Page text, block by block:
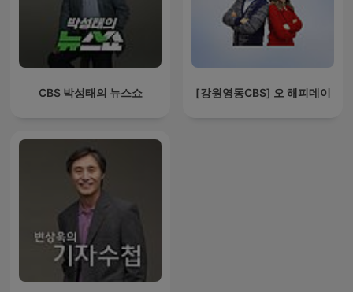
CBS 박성태의 뉴스쇼 [강원영동CBS] 오 해피데이